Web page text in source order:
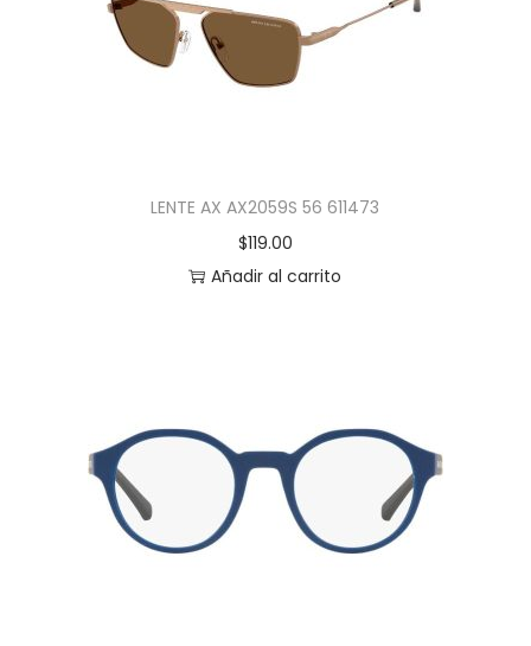
LENTE AX AX2059S 56 611473
$119.00
Añadir al carrito